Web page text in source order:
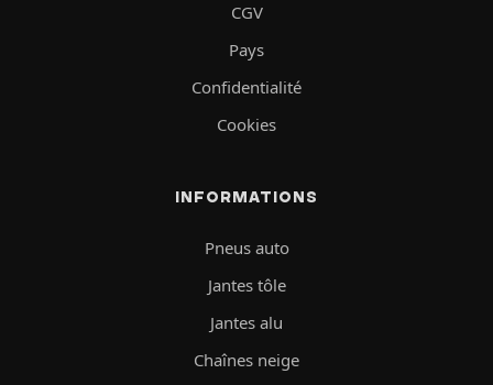
CGV
Pays
Confidentialité
Cookies
INFORMATIONS
Pneus auto
Jantes tôle
Jantes alu
Chaînes neige